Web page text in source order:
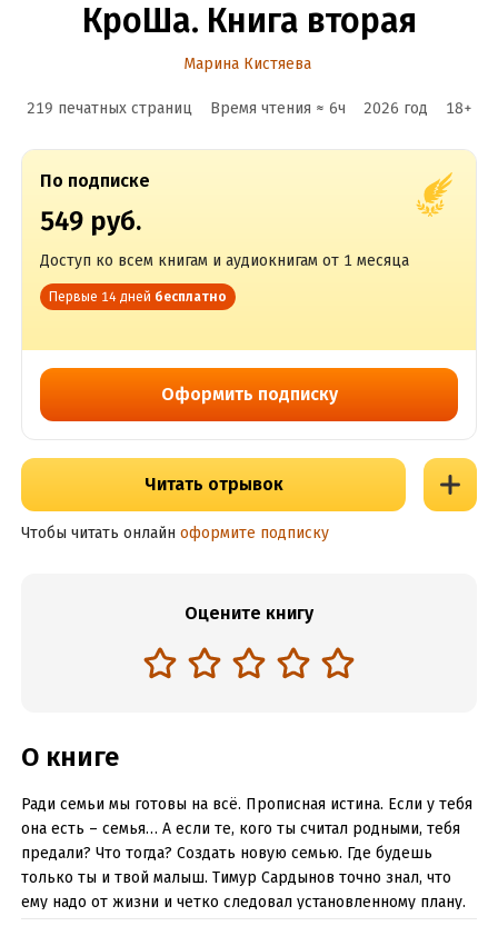
КроШа. Книга вторая
Марина Кистяева
219 печатных страниц Время чтения ≈ 6ч 2026 год 18+
По подписке
549 руб.
Доступ ко всем книгам и аудиокнигам от 1 месяца
Первые 14 дней бесплатно
Оформить подписку
Читать отрывок
Чтобы читать онлайн оформите подписку
Оцените книгу
О книге
Ради семьи мы готовы на всё. Прописная истина. Если у тебя
она есть – семья… А если те, кого ты считал родными, тебя
предали? Что тогда? Создать новую семью. Где будешь
только ты и твой малыш. Тимур Сардынов точно знал, что
ему надо от жизни и четко следовал установленному плану.